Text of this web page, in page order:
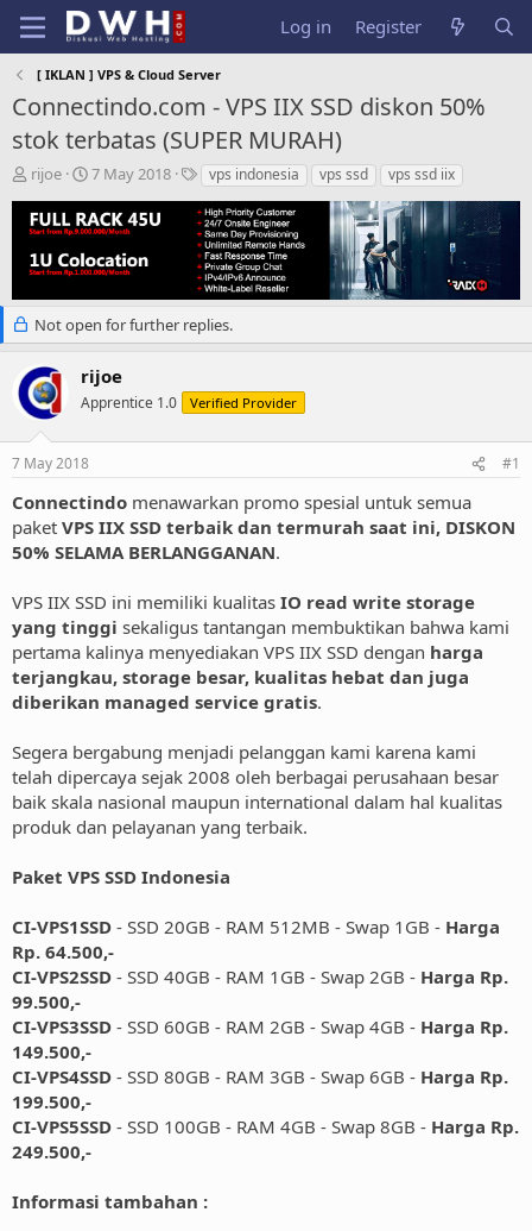
Log in Register
[ IKLAN ] VPS & Cloud Server
Connectindo.com - VPS IIX SSD diskon 50%
stok terbatas (SUPER MURAH)
T
r
e
a
d
s
a
r
t
e
rijoe
S
a
r
t
d
a
t
e
7 May 2018
T
g
s
vps indonesia vps ssd vps ssd iix
Not open for further replies.
rijoe
Apprentice 1.0 Verified Provider
7 May 2018 #1
Connectindo menawarkan promo spesial untuk semua
paket VPS IIX SSD terbaik dan termurah saat ini, DISKON
50% SELAMA BERLANGGANAN.
VPS IIX SSD ini memiliki kualitas IO read write storage
yang tinggi sekaligus tantangan membuktikan bahwa kami
pertama kalinya menyediakan VPS IIX SSD dengan harga
terjangkau, storage besar, kualitas hebat dan juga
diberikan managed service gratis.
Segera bergabung menjadi pelanggan kami karena kami
telah dipercaya sejak 2008 oleh berbagai perusahaan besar
baik skala nasional maupun international dalam hal kualitas
produk dan pelayanan yang terbaik.
Paket VPS SSD Indonesia
CI-VPS1SSD - SSD 20GB - RAM 512MB - Swap 1GB - Harga
Rp. 64.500,-
CI-VPS2SSD - SSD 40GB - RAM 1GB - Swap 2GB - Harga Rp.
99.500,-
CI-VPS3SSD - SSD 60GB - RAM 2GB - Swap 4GB - Harga Rp.
149.500,-
CI-VPS4SSD - SSD 80GB - RAM 3GB - Swap 6GB - Harga Rp.
199.500,-
CI-VPS5SSD - SSD 100GB - RAM 4GB - Swap 8GB - Harga Rp.
249.500,-
Informasi tambahan :